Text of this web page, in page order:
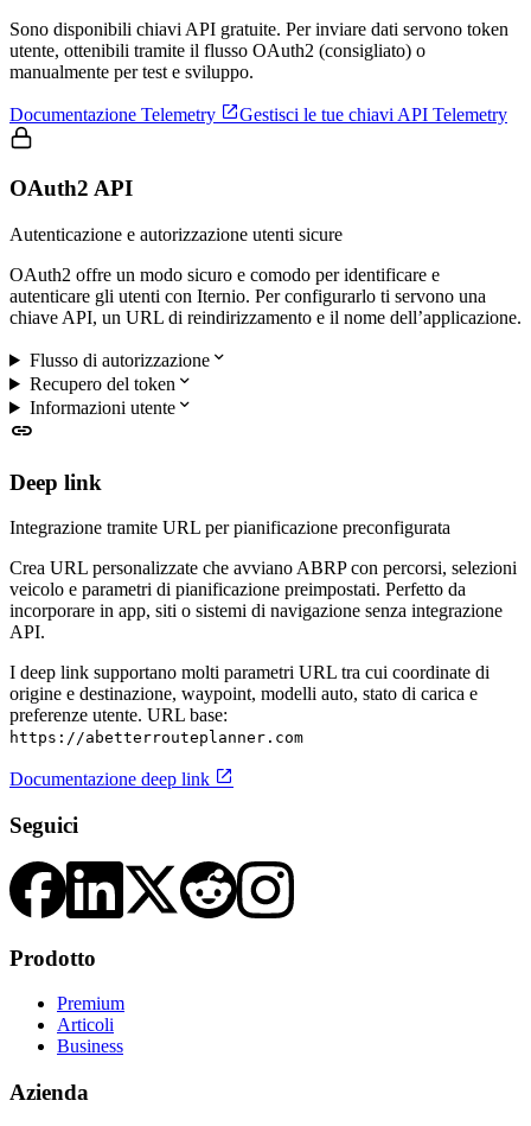
Sono disponibili chiavi API gratuite. Per inviare dati servono token
utente, ottenibili tramite il flusso OAuth2 (consigliato) o
manualmente per test e sviluppo.
Documentazione Telemetry Gestisci le tue chiavi API Telemetry
OAuth2 API
Autenticazione e autorizzazione utenti sicure
OAuth2 offre un modo sicuro e comodo per identificare e
autenticare gli utenti con Iternio. Per configurarlo ti servono una
chiave API, un URL di reindirizzamento e il nome dell’applicazione.
Flusso di autorizzazione
Recupero del token 
Informazioni utente

Deep link
Integrazione tramite URL per pianificazione preconfigurata
Crea URL personalizzate che avviano ABRP con percorsi, selezioni
veicolo e parametri di pianificazione preimpostati. Perfetto da
incorporare in app, siti o sistemi di navigazione senza integrazione
API.
I deep link supportano molti parametri URL tra cui coordinate di
origine e destinazione, waypoint, modelli auto, stato di carica e
preferenze utente. URL base:
https://abetterrouteplanner.com
Documentazione deep link 
Seguici
Prodotto
Premium
Articoli
Business
Azienda